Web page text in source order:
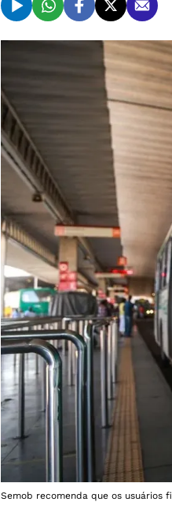
Semob recomenda que os usuários